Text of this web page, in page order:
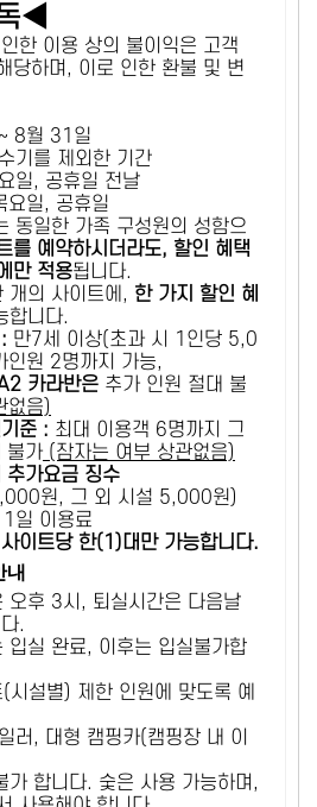
◀
한 이용 상의 불이익은 고객
당하며, 이로 인한 환불 및 변
8월 31일
기를 제외한 기간
일, 공휴일 전날
일, 공휴일
동일한 가족 구성원의 성함으
를 예약하시더라도, 할인 혜택
만 적용됩니다.
개의 사이트에, 한 가지 할인 혜
합니다.
만7세 이상(초과 시 1인당 5,0
원 2명까지 가능,
반은 추가 인원 절대 불
없음)
준 : ​최대 이용객 6명까지 그
불가 (잠자는 여부 상관없음)
추가요금 징수
원, 그 외 시설 5,000원)
일 이용료
이트당 한(1)대만 가능합니다.
내
오후 3시, 퇴실시간은 다음날
.
실 완료, 이후는 입실불가합
시설별) 제한 인원에 맞도록 예
러, 대형 캠핑카(캠핑장 내 이
가 합니다. 숯은 사용 가능하며,